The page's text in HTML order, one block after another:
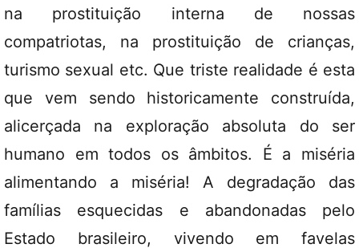
na prostituição interna de nossas
compatriotas, na prostituição de crianças,
turismo sexual etc. Que triste realidade é esta
que vem sendo historicamente construída,
alicerçada na exploração absoluta do ser
humano em todos os âmbitos. É a miséria
alimentando a miséria! A degradação das
famílias esquecidas e abandonadas pelo
Estado brasileiro, vivendo em favelas